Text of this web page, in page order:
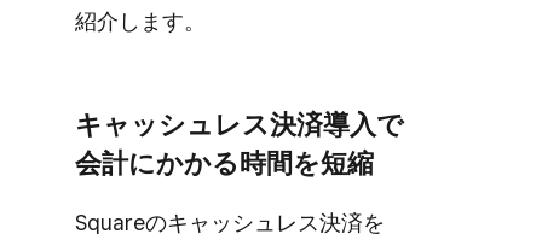
紹介します。
キャッシュレス決済導入で​
会計に​かかる​時間を​短縮
Squareの​キャッシュレス決済を​